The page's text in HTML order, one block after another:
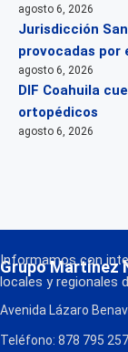
agosto 6, 2026
Jurisdicción
provocadas por
agosto 6, 2026
DIF Coahuila
ortopédicos
agosto 6, 2026
Grupo Martínez
Informamos con
locales y regionales
Avenida Lázaro
Teléfono: 878 795